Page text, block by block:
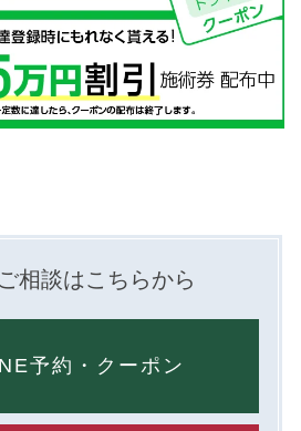
相談はこちらから
予約 ・クーポン